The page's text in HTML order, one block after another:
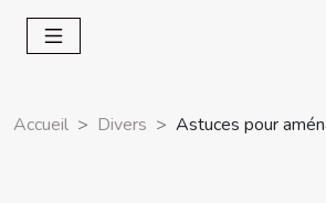
Accueil Divers Astuces pour